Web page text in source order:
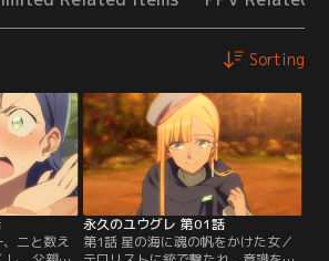
Sorting
二と数え
永久のユウグレ 第01話
第1話 星の海に魂の帆をかけた女／